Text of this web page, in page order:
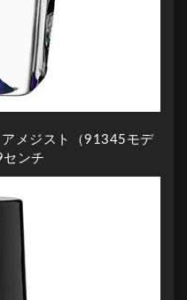
メジスト（91345モデ
ンチ